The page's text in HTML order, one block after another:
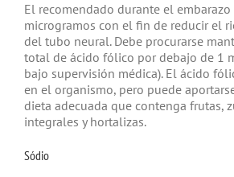
El recomendado durante el
microgramos con el fin de reducir el
del tubo neural. Debe procurarse
total de ácido fólico por debajo de 1
bajo supervisión médica). El ácido
en el organismo, pero puede
dieta adecuada que contenga frutas,
integrales y hortalizas.
Sódio